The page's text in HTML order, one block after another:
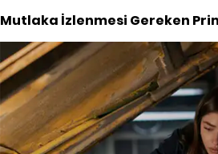
Mutlaka İzlenmesi Gereken